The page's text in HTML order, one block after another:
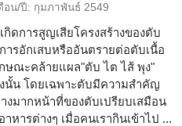
อน/ปี: กุมภาพันธ์ 2549
กิดการสูญเสียโครงสร้างของตับ
รอักเสบหรืออันตรายต่อตับเนื้อ
ณะคล้ายแผล"ตับ ไต ไส้ พุง"
นั้น โดยเฉพาะตับมีความสำคัญ
งมากหน้าที่ของตับเปรียบเสมือน
หารต่างๆ เมื่อคนเรากินเข้าไป ...